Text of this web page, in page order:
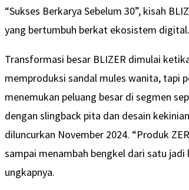
“Sukses Berkarya Sebelum 30”, kisah
yang bertumbuh berkat ekosistem digital.
Transformasi besar BLIZER dimulai
memproduksi sandal mules wanita, tapi
menemukan peluang besar di segmen
dengan slingback pita dan desain
diluncurkan November 2024. “Produk
sampai menambah bengkel dari satu jadi
ungkapnya.